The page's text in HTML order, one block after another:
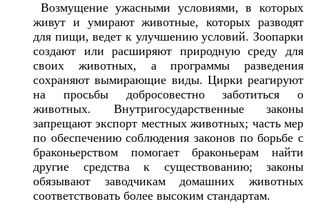
Возмущение ужасными условиями, в которых
живут и умирают животные, которых разводят
для пищи, ведет к улучшению условий. Зоопарки
создают или расширяют природную среду для
своих животных, а программы разведения
сохраняют вымирающие виды. Цирки реагируют
на просьбы добросовестно заботиться о
животных. Внутригосударственные законы
запрещают экспорт местных животных; часть мер
по обеспечению соблюдения законов по борьбе с
браконьерством помогает браконьерам найти
другие средства к существованию; законы
обязывают заводчикам домашних животных
соответствовать более высоким стандартам.